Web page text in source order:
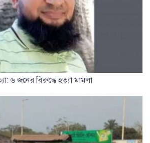
৬ জনের বিরুদ্ধে হত্যা মামলা